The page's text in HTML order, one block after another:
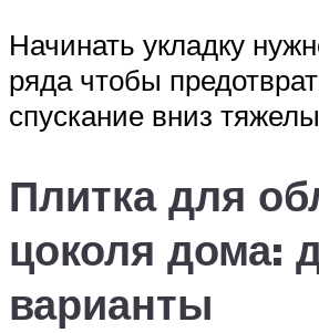
Начинать укладку
ряда чтобы
спускание вниз
Плитка для
цоколя дома:
варианты